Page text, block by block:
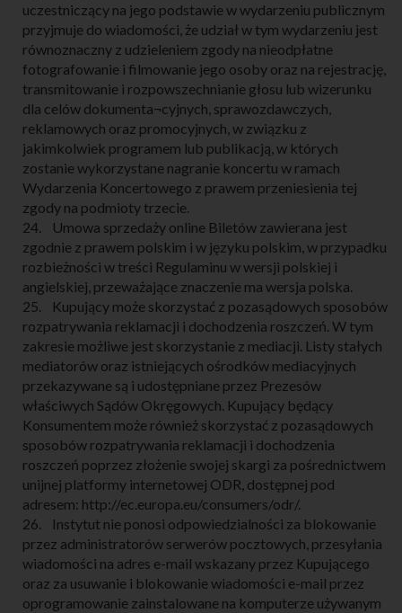
uczestniczący na jego podstawie w wydarzeniu publicznym
przyjmuje do wiadomości, że udział w tym wydarzeniu jest
równoznaczny z udzieleniem zgody na nieodpłatne
fotografowanie i filmowanie jego osoby oraz na rejestrację,
transmitowanie i rozpowszechnianie głosu lub wizerunku
dla celów dokumenta¬cyjnych, sprawozdawczych,
reklamowych oraz promocyjnych, w związku z
jakimkolwiek programem lub publikacją, w których
zostanie wykorzystane nagranie koncertu w ramach
Wydarzenia Koncertowego z prawem przeniesienia tej
zgody na podmioty trzecie.
24. Umowa sprzedaży online Biletów zawierana jest
zgodnie z prawem polskim i w języku polskim, w przypadku
rozbieżności w treści Regulaminu w wersji polskiej i
angielskiej, przeważające znaczenie ma wersja polska.
25. Kupujący może skorzystać z pozasądowych sposobów
rozpatrywania reklamacji i dochodzenia roszczeń. W tym
zakresie możliwe jest skorzystanie z mediacji. Listy stałych
mediatorów oraz istniejących ośrodków mediacyjnych
przekazywane są i udostępniane przez Prezesów
właściwych Sądów Okręgowych. Kupujący będący
Konsumentem może również skorzystać z pozasądowych
sposobów rozpatrywania reklamacji i dochodzenia
roszczeń poprzez złożenie swojej skargi za pośrednictwem
unijnej platformy internetowej ODR, dostępnej pod
adresem: http://ec.europa.eu/consumers/odr/.
26. Instytut nie ponosi odpowiedzialności za blokowanie
przez administratorów serwerów pocztowych, przesyłania
wiadomości na adres e-mail wskazany przez Kupującego
oraz za usuwanie i blokowanie wiadomości e-mail przez
oprogramowanie zainstalowane na komputerze używanym